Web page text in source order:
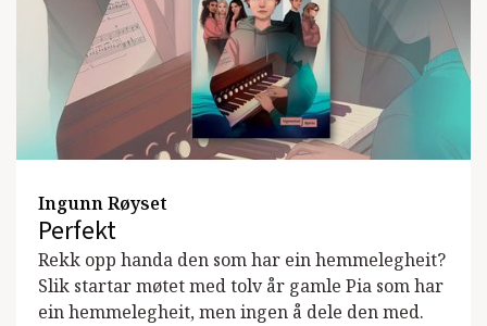
Ingunn Røyset
Perfekt
Rekk opp handa den som har ein hemmelegheit?
Slik startar møtet med tolv år gamle Pia som har
ein hemmelegheit, men ingen å dele den med.